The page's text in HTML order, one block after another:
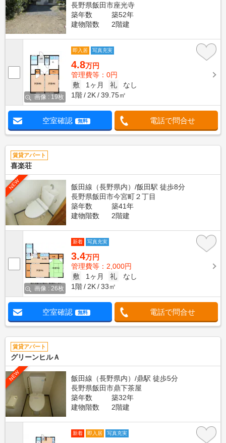
長野県飯田市座光寺
築年数
築52年
建物階数
2階建
画像 : 19枚
即入居 写真充実
4.8万円
管理費等：0円
敷
1ヶ月 礼
なし
1階
2K 39.75㎡
空室確認 無料 電話で問合せ
賃貸アパート
喜楽荘
NEW
飯田線（長野県内）/飯田駅 徒歩8分
長野県飯田市今宮町２丁目
築年数
築41年
建物階数
2階建
画像 : 26枚
新着 写真充実
3.4万円
管理費等：2,000円
敷
1ヶ月 礼
なし
1階
2K 33㎡
空室確認 無料 電話で問合せ
賃貸アパート
グリーンヒルＡ
NEW
飯田線（長野県内）/鼎駅 徒歩5分
長野県飯田市鼎下茶屋
築年数
築32年
建物階数
2階建
新着 即入居 写真充実